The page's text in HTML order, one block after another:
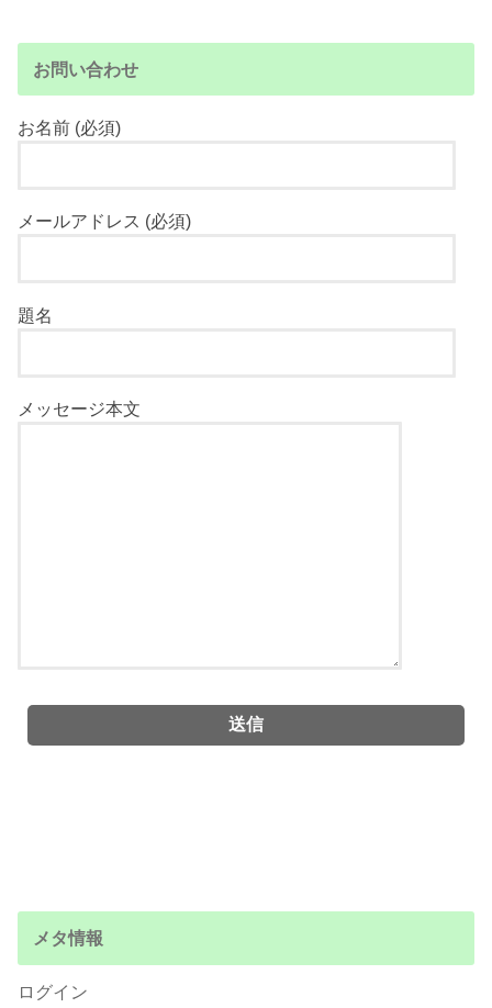
お問い合わせ
お名前 (必須)
メールアドレス (必須)
題名
メッセージ本文
メタ情報
ログイン